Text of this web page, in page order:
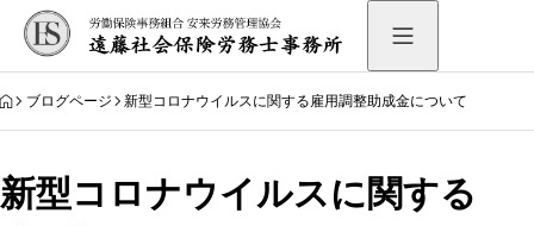
HOME
ブログページ 新型コロナウイルスに関する雇用調整助成金について
新型コロナウイルスに関する